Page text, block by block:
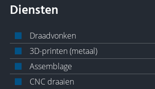
Diensten
Draadvonken
3D-printen (metaal)
Assemblage
CNC draaien